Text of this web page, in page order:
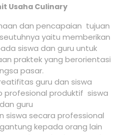
Usaha Culinary
dan pencapaian tujuan
yaitu memberikan
siswa dan guru untuk
praktek yang berorientasi
pasar.
guru dan siswa
profesional produktif siswa
dan guru
siswa secara professional
kepada orang lain